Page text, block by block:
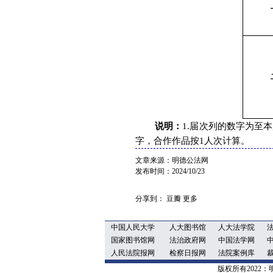
说明： 1.届次列的数字为至
字，合作作品按1人次计算。
文章来源：明德公法网
发布时间：2024/10/23
分享到： 豆瓣 更多
中国人民大学 人大图书馆 人大法学院
国家图书馆网
法治政府网 中国法学网
人民法院报网
检察日报网 法院案例库
版权所有2022